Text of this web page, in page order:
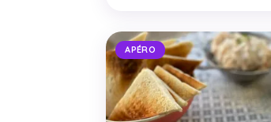
APÉRO